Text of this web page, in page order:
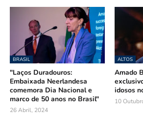
BRASIL
"Laços Duradouros:
Embaixada Neerlandesa
comemora Dia Nacional e
marco de 50 anos no Brasil"
26 Abril, 2024
ALTOS
Amado
idosos
10